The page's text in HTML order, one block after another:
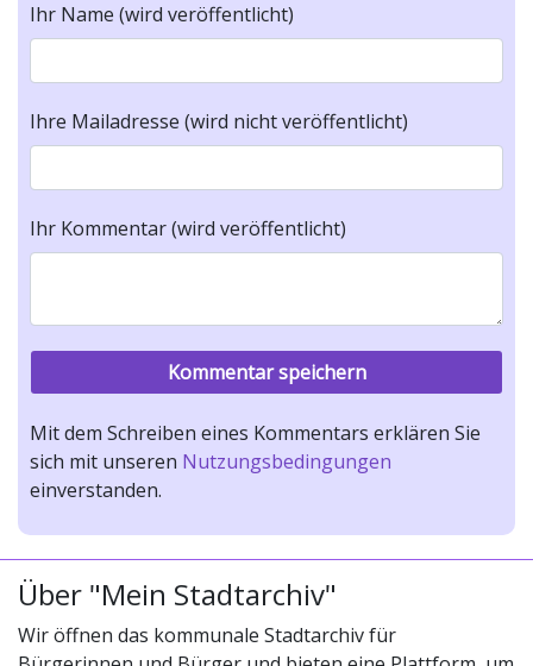
Ihr Name (wird veröffentlicht)
Ihre Mailadresse (wird nicht veröffentlicht)
Ihr Kommentar (wird veröffentlicht)
Mit dem Schreiben eines Kommentars erklären Sie
sich mit unseren Nutzungsbedingungen
einverstanden.
Über "Mein Stadtarchiv"
Wir öffnen das kommunale Stadtarchiv für